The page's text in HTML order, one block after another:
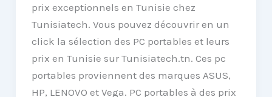
prix exceptionnels en Tunisie chez
Tunisiatech. Vous pouvez découvrir en un
click la sélection des PC portables et leurs
prix en Tunisie sur Tunisiatech.tn. Ces pc
portables proviennent des marques ASUS,
HP, LENOVO et Vega. PC portables à des prix